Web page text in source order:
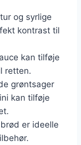
og syrlige
kontrast til
kan tilføje
retten.
grøntsager
kan tilføje
er ideelle